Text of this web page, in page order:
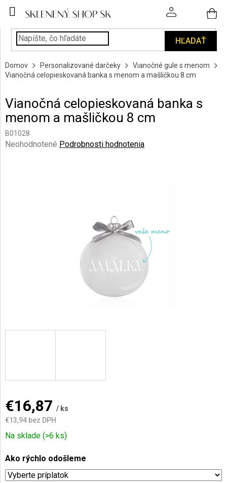
HĽADAŤ
POHÁRE
PODÁVANIE
NÁPOJOV
KUCHYŇA
A
INTERIÉR
Domov Personalizované darčeky
Vianočné gule s menom
Vianočná celopieskovaná banka s menom a mašličkou 8 cm
Vianočná celopieskovaná banka s
menom a mašličkou 8 cm
B01028
Priemerné
Neohodnotené Podrobnosti hodnotenia
€16,87 / ks
€13,94 bez DPH
Jednotková
Na sklade (>6 ks)
Ako rýchlo odošleme